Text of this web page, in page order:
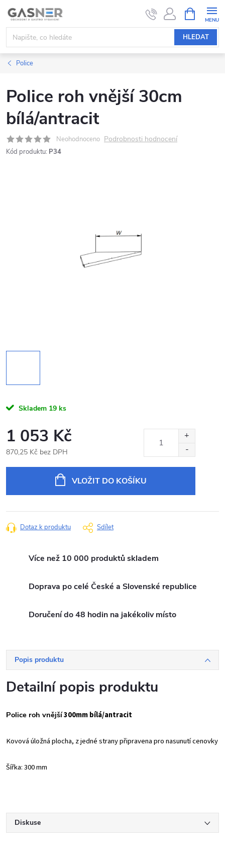
Přejít
obsah
HLEDAT
NÁKUPNÍ
KOŠÍK
Police
Police roh vnější 30cm
bílá/antracit
Neohodnoceno Podrobnosti hodnocení
Kód produktu: P34
Skladem 19 ks
1 053 Kč
870,25 Kč bez DPH
VLOŽIT DO KOŠÍKU
Dotaz k produktu Sdílet
Více než 10 000 produktů skladem
Doprava po celé České a Slovenské republice
Doručení do 48 hodin na jakékoliv místo
Popis produktu
Detailní popis produktu
Police roh vnější300mm bílá/antracit
Kovová úložná plocha, z jedné strany připravena pro nasunutí cenovky
Šířka: 300 mm
Diskuse